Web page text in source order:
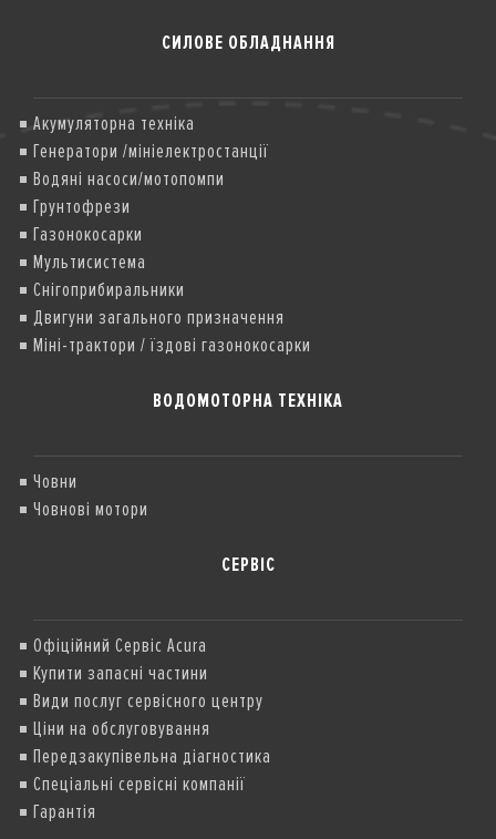
СИЛОВЕ ОБЛАДНАННЯ
Акумуляторна техніка
Генератори /мініелектростанції
Водяні насоси/мотопомпи
Грунтофрези
Газонокосарки
Мультисистема
Снігоприбиральники
Двигуни загального призначення
Міні-трактори / їздові газонокосарки
ВОДОМОТОРНА ТЕХНІКА
Човни
Човнові мотори
СЕРВІС
Офіційний Сервіс Acura
Купити запасні частини
Види послуг сервісного центру
Ціни на обслуговування
Передзакупівельна діагностика
Спеціальні сервісні компанії
Гарантія